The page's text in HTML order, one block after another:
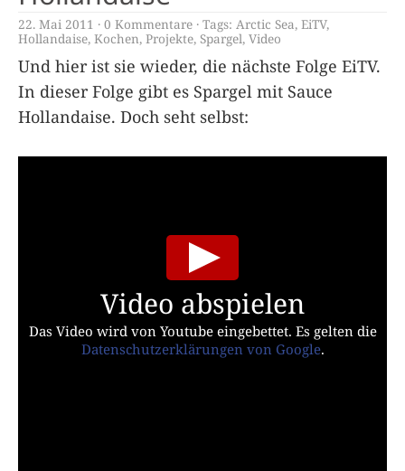
22. Mai 2011 0 Kommentare Tags: Arctic Sea, EiTV,
Hollandaise, Kochen, Projekte, Spargel, Video
Und hier ist sie wieder, die nächste Folge EiTV.
In dieser Folge gibt es Spargel mit Sauce
Hollandaise. Doch seht selbst:
Video abspielen
Das Video wird von Youtube eingebettet. Es gelten die
Datenschutzerklärungen von Google.